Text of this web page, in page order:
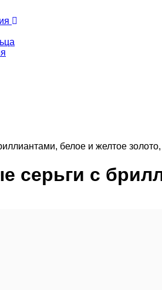
белое и желтое
серьги с